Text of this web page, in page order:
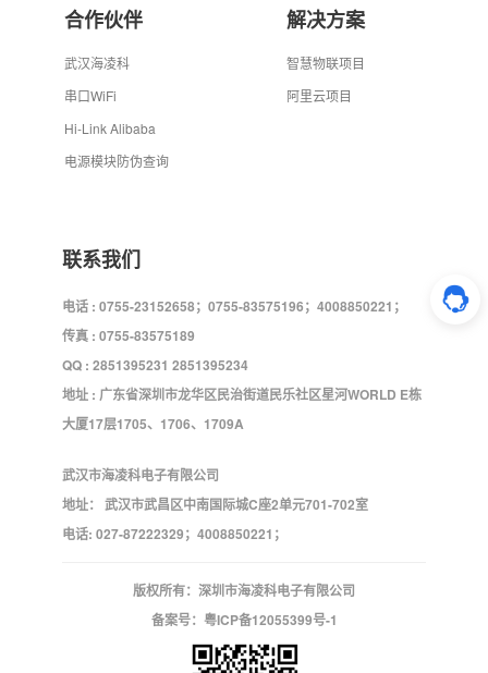
合作伙伴
武汉海凌科
串口WiFi
Hi-Link Alibaba
电源模块防伪查询
解决方案
智慧物联项目
阿里云项目
联系我们
电话 : 0755-23152658；0755-83575196；4008850221；
传真 : 0755-83575189
QQ : 2851395231 2851395234
地址 : 广东省深圳市龙华区民治街道民乐社区星河WORLD E栋
大厦17层1705、1706、1709A
武汉市海凌科电子有限公司
地址： 武汉市武昌区中南国际城C座2单元701-702室
电话: 027-87222329；4008850221；
版权所有：深圳市海凌科电子有限公司
备案号： 粤ICP备12055399号-1